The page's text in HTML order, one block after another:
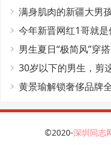
满身肌肉的新疆大男
今年新晋网红1哥就
男生夏日“极简风”穿
30岁以下的男生，剪
黄景瑜解锁奢侈品牌
©2020-深圳同志